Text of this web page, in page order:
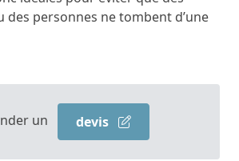
des personnes ne tombent d’une
un devis